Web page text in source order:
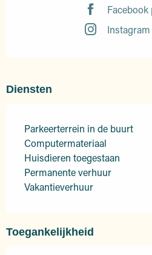
Facebook
Diensten
Parkeerterrein in de buurt
Computermateriaal
Huisdieren toegestaan
Permanente verhuur
Vakantieverhuur
Toegankelijkheid